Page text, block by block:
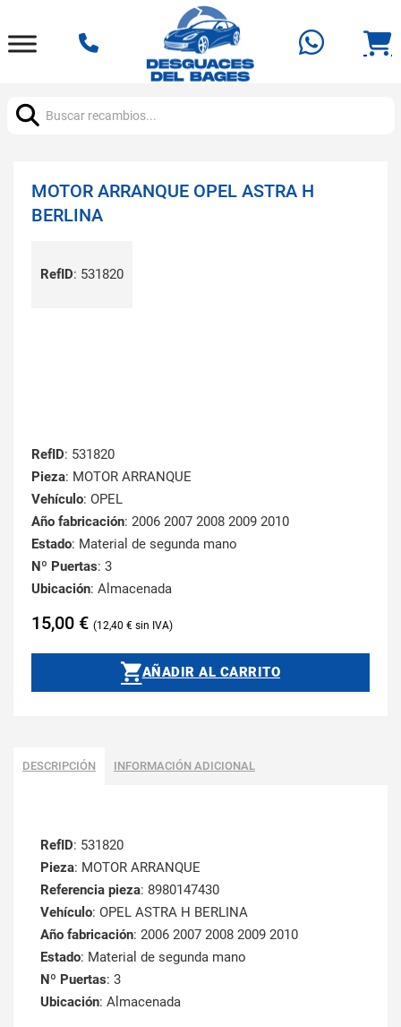
MOTOR ARRANQUE OPEL ASTRA H
BERLINA
RefID: 531820
RefID: 531820
Pieza: MOTOR ARRANQUE
Vehículo: OPEL
Año fabricación: 2006 2007 2008 2009 2010
Estado: Material de segunda mano
Nº Puertas: 3
Ubicación: Almacenada
15,00 € 12,40 €
AÑADIR AL CARRITO
DESCRIPCIÓN INFORMACIÓN ADICIONAL
RefID: 531820
Pieza: MOTOR ARRANQUE
Referencia pieza: 8980147430
Vehículo: OPEL ASTRA H BERLINA
Año fabricación: 2006 2007 2008 2009 2010
Estado: Material de segunda mano
Nº Puertas: 3
Ubicación: Almacenada